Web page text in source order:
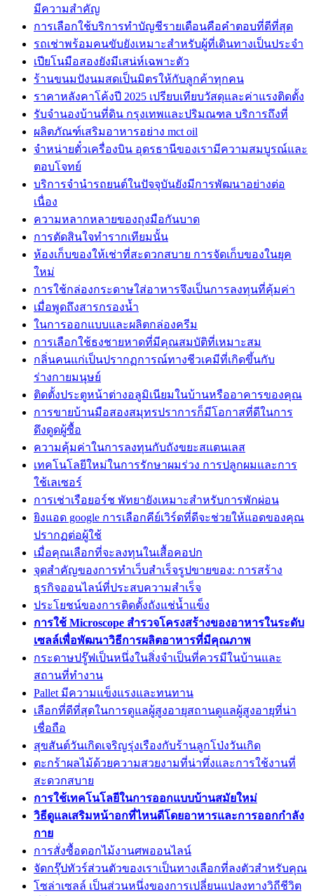
มีความสำคัญ
การเลือกใช้บริการทำบัญชีรายเดือนคือคำตอบที่ดีที่สุด
รถเช่าพร้อมคนขับยังเหมาะสำหรับผู้ที่เดินทางเป็นประจำ
เปียโนมือสองยังมีเสน่ห์เฉพาะตัว
ร้านขนมปังนมสดเป็นมิตรให้กับลูกค้าทุกคน
ราคาหลังคาโค้งปี 2025 เปรียบเทียบวัสดุและค่าแรงติดตั้ง
รับจำนองบ้านที่ดิน กรุงเทพและปริมณฑล บริการถึงที่
ผลิตภัณฑ์เสริมอาหารอย่าง mct oil
จำหน่ายตั๋วเครื่องบิน อุดรธานีของเรามีความสมบูรณ์และ
ตอบโจทย์
บริการจำนำรถยนต์ในปัจจุบันยังมีการพัฒนาอย่างต่อ
เนื่อง
ความหลากหลายของถุงมือกันบาด
การตัดสินใจทำรากเทียมนั้น
ห้องเก็บของให้เช่าที่สะดวกสบาย การจัดเก็บของในยุค
ใหม่
การใช้กล่องกระดาษใส่อาหารจึงเป็นการลงทุนที่คุ้มค่า
เมื่อพูดถึงสารกรองน้ำ
ในการออกแบบและผลิตกล่องครีม
การเลือกใช้ธงชายหาดที่มีคุณสมบัติที่เหมาะสม
กลิ่นคนแก่เป็นปรากฏการณ์ทางชีวเคมีที่เกิดขึ้นกับ
ร่างกายมนุษย์
ติดตั้งประตูหน้าต่างอลูมิเนียมในบ้านหรืออาคารของคุณ
การขายบ้านมือสองสมุทรปราการก็มีโอกาสที่ดีในการ
ดึงดูดผู้ซื้อ
ความคุ้มค่าในการลงทุนกับถังขยะสแตนเลส
เทคโนโลยีใหม่ในการรักษาผมร่วง การปลูกผมและการ
ใช้เลเซอร์
การเช่าเรือยอร์ช พัทยายังเหมาะสำหรับการพักผ่อน
ยิงแอด google การเลือกคีย์เวิร์ดที่ดีจะช่วยให้แอดของคุณ
ปรากฏต่อผู้ใช้
เมื่อคุณเลือกที่จะลงทุนในเสื้อคอปก
จุดสำคัญของการทำเว็บสำเร็จรูปขายของ: การสร้าง
ธุรกิจออนไลน์ที่ประสบความสำเร็จ
ประโยชน์ของการติดตั้งถังแช่น้ำแข็ง
การใช้ Microscope สำรวจโครงสร้างของอาหารในระดับ
เซลล์เพื่อพัฒนาวิธีการผลิตอาหารที่มีคุณภาพ
กระดาษปรู๊ฟเป็นหนึ่งในสิ่งจำเป็นที่ควรมีในบ้านและ
สถานที่ทำงาน
Pallet มีความแข็งแรงและทนทาน
เลือกที่ดีที่สุดในการดูแลผู้สูงอายุสถานดูแลผู้สูงอายุที่น่า
เชื่อถือ
สุขสันต์วันเกิดเจริญรุ่งเรืองกับร้านลูกโป่งวันเกิด
ตะกร้าผลไม้ด้วยความสวยงามที่น่าทึ่งและการใช้งานที่
สะดวกสบาย
การใช้เทคโนโลยีในการออกแบบบ้านสมัยใหม่
วิธีดูแลเสริมหน้าอกที่ไหนดีโดยอาหารและการออกกำลัง
กาย
การสั่งซื้อดอกไม้งานศพออนไลน์
จัดกรุ๊ปทัวร์ส่วนตัวของเราเป็นทางเลือกที่ลงตัวสำหรับคุณ
โซล่าเซลล์ เป็นส่วนหนึ่งของการเปลี่ยนแปลงทางวิถีชีวิต